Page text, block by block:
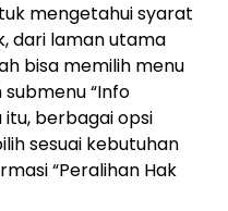
mengetahui syarat
dari laman utama
bisa memilih menu
submenu “Info
itu, berbagai opsi
sesuai kebutuhan
“Peralihan Hak